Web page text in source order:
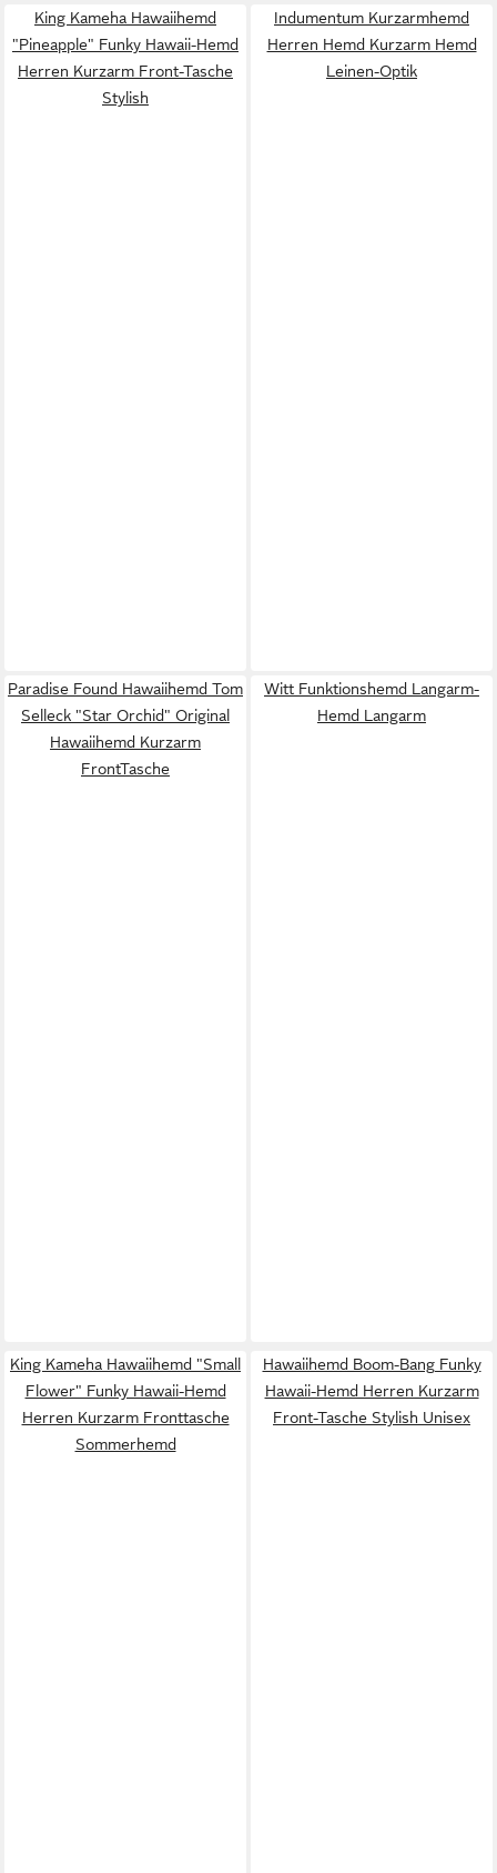
King Kameha Hawaiihemd
"Pineapple" Funky Hawaii-Hemd
Herren Kurzarm Front-Tasche
Stylish
Indumentum Kurzarmhemd
Herren Hemd Kurzarm Hemd
Leinen-Optik
Paradise Found Hawaiihemd Tom
Selleck "Star Orchid" Original
Hawaiihemd Kurzarm
FrontTasche
Witt Funktionshemd Langarm-
Hemd Langarm
King Kameha Hawaiihemd "Small
Flower" Funky Hawaii-Hemd
Herren Kurzarm Fronttasche
Sommerhemd
Hawaiihemd Boom-Bang Funky
Hawaii-Hemd Herren Kurzarm
Front-Tasche Stylish Unisex